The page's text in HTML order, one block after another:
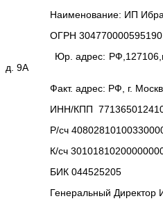
Наименование: ИП
ОГРН 304770000595190 от
Юр. адрес: РФ,127106,г.
д. 9А
Факт. адрес: РФ, г. Москва,
ИНН/КПП
Р/сч
К/сч
БИК 044525205
Генеральный Директор